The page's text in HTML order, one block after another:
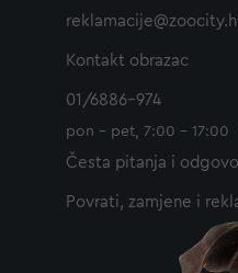
Kontakt obrazac
01/6886-974
pon - pet, 7:00 - 17:00
Česta pitanja i
Povrati, zamjene i